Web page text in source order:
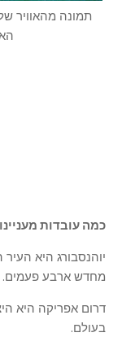
תמונה מהאוויר
כמה עובדות
יוהנסבורג היא
מחדש ארבע פעמים.
דרום אפריקה היא
בעולם.